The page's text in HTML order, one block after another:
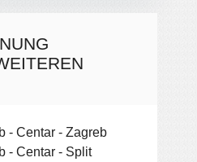
- Centar - Zagreb
- Centar - Split